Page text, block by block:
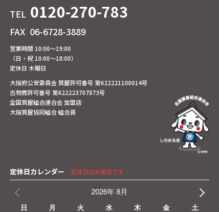
TEL 0120-270-783
FAX 06-6728-3889
営業時間 10:00～19:00
（日・祝 10:00～18:00）
定休日 木曜日
大阪府公安委員会 質屋許可番号 第622221100014号
古物商許可番号 第622223707873号
全国質屋組合連合会 加盟店
大阪質屋協同組合 組合員
定休日カレンダー 定休日は木曜日です
2026年 8月
日 月 火 水 木 金 土